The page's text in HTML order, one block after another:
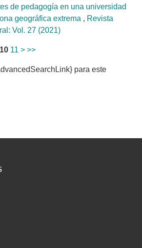
de pedagogía en una universidad
geográfica extrema , Revista
Vol. 27 (2021)
10 11 > >>
para este